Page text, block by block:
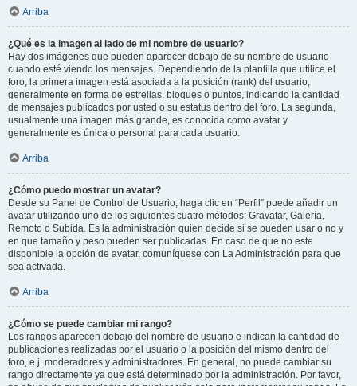
Arriba
¿Qué es la imagen al lado de mi nombre de usuario?
Hay dos imágenes que pueden aparecer debajo de su nombre de usuario
cuando esté viendo los mensajes. Dependiendo de la plantilla que utilice el
foro, la primera imagen está asociada a la posición (rank) del usuario,
generalmente en forma de estrellas, bloques o puntos, indicando la cantidad
de mensajes publicados por usted o su estatus dentro del foro. La segunda,
usualmente una imagen más grande, es conocida como avatar y
generalmente es única o personal para cada usuario.
Arriba
¿Cómo puedo mostrar un avatar?
Desde su Panel de Control de Usuario, haga clic en “Perfil” puede añadir un
avatar utilizando uno de los siguientes cuatro métodos: Gravatar, Galería,
Remoto o Subida. Es la administración quien decide si se pueden usar o no y
en que tamaño y peso pueden ser publicadas. En caso de que no este
disponible la opción de avatar, comuníquese con La Administración para que
sea activada.
Arriba
¿Cómo se puede cambiar mi rango?
Los rangos aparecen debajo del nombre de usuario e indican la cantidad de
publicaciones realizadas por el usuario o la posición del mismo dentro del
foro, e.j. moderadores y administradores. En general, no puede cambiar su
rango directamente ya que está determinado por la administración. Por favor,